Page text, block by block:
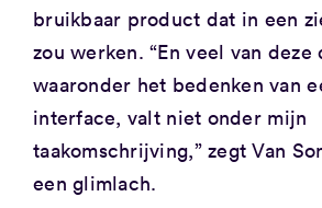
bruikbaar product dat in een
zou werken. “En veel van deze
waaronder het bedenken van
interface, valt niet onder mijn
taakomschrijving,” zegt Van
een glimlach.